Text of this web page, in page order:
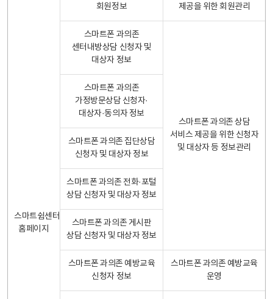
스마트쉼센터
홈페이지
회원정보
제공을 위한 회원관리
스마트폰 과의존
센터내방상담 신청자 및
대상자 정보
스마트폰 과의존 상담
서비스 제공을 위한 신청자
및 대상자 등 정보관리
스마트폰 과의존
가정방문상담 신청자·
대상자·동의자 정보
스마트폰 과의존 집단상담
신청자 및 대상자 정보
스마트폰 과의존 전화·포털
상담 신청자 및 대상자 정보
스마트폰 과의존 게시판
상담 신청자 및 대상자 정보
스마트폰 과의존 예방교육
신청자 정보
스마트폰 과의존 예방교육
운영